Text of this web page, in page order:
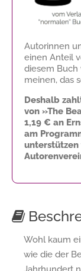
Autorinnen
einen Anteil
diesem Buch
meinen, das
Deshalb
von »The
1,19 € an
am
Wohl kaum
wie die der